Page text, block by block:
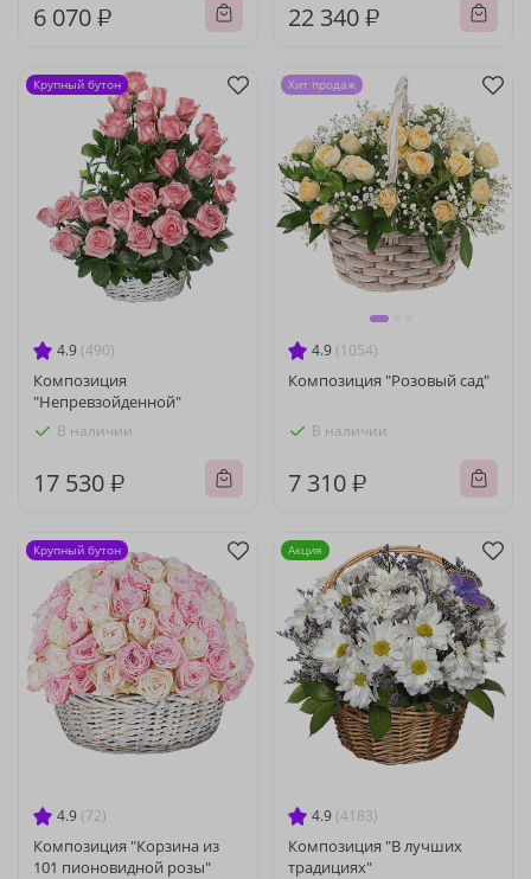
6 070 ₽ 22 340 ₽
4.9 (490)
Композиция
"Непревзойденной"
В наличии
17 530 ₽
Крупный бутон
4.9 (1054)
Композиция "Розовый сад"
В наличии
7 310 ₽
Хит продаж
4.9 (72)
Композиция "Корзина из
101 пионовидной розы"
Крупный бутон
4.9 (4183)
Композиция "В лучших
традициях"
Акция